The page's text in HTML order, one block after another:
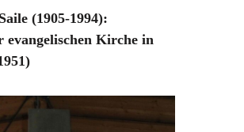
(1905-1994):
evangelischen Kirche in